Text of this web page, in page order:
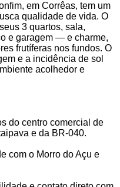
em Corrêas, tem um
qualidade de vida. O
3 quartos, sala,
e garagem — e charme,
frutíferas nos fundos. O
e a incidência de sol
acolhedor e
do centro comercial de
e da BR-040.
com o Morro do Açu e